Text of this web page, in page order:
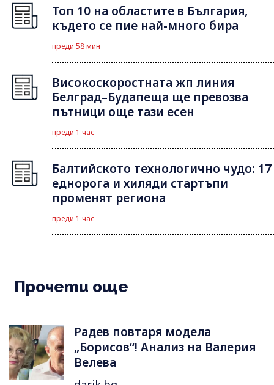
Топ 10 на областите в България,
където се пие най-много бира
преди 58 мин
Високоскоростната жп линия
Белград–Будапеща ще превозва
пътници още тази есен
преди 1 час
Балтийското технологично чудо: 17
еднорога и хиляди стартъпи
променят региона
преди 1 час
Прочети още
Радев повтаря модела
„Борисов“! Анализ на Валерия
Велева